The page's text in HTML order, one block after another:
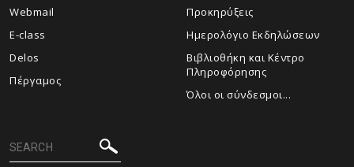
Webmail
E-class
Delos
Πέργαμος
Προκηρύξεις
Ημερολόγιο Εκδηλώσεων
Βιβλιοθήκη και Κέντρο
Πληροφόρησης
Όλοι οι σύνδεσμοι...